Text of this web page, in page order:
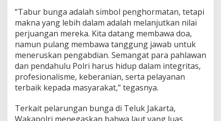
“Tabur bunga adalah simbol penghormatan, tetapi
makna yang lebih dalam adalah melanjutkan nilai
perjuangan mereka. Kita datang membawa doa,
namun pulang membawa tanggung jawab untuk
meneruskan pengabdian. Semangat para pahlawan
dan pendahulu Polri harus hidup dalam integritas,
profesionalisme, keberanian, serta pelayanan
terbaik kepada masyarakat,” tegasnya.
Terkait pelarungan bunga di Teluk Jakarta,